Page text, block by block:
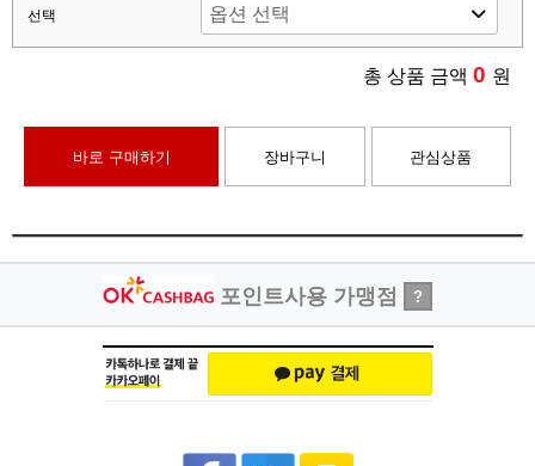
선택
총 상품 금액 0 원
바로 구매하기 장바구니 관심상품
포인트사용 가맹점 ?